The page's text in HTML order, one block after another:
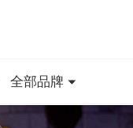
全部品牌